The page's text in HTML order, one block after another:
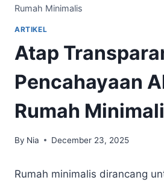
Rumah Minimalis
ARTIKEL
Atap
Pencahayaan
Rumah
By Nia December 23, 2025
Rumah minimalis dirancang